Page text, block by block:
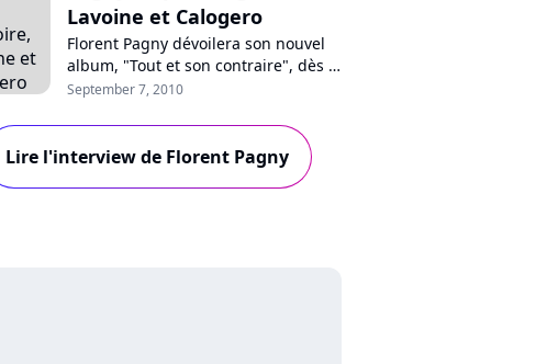
Lavoine et Calogero
Florent Pagny dévoilera son nouvel
album, "Tout et son contraire", dès le
8 novembre prochain. Un disque sur
Emmanuelle Cosso-Merad, Jérôme
Attal, Vincent Baguian, Daran, John
Mamann, mais aussi Grégoire, Marc
September 7, 2010
Lire l'interview de Florent Pagny